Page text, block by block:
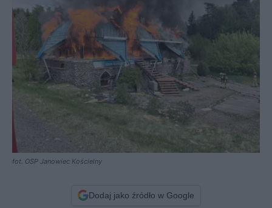
fot. OSP Janowiec Kościelny
Dodaj jako źródło w Google